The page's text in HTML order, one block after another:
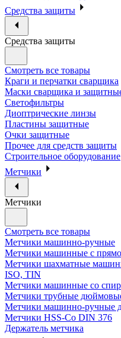
Средства защиты
Средства защиты
Смотреть все товары
Краги и перчатки сварщика
Маски сварщика и
Светофильтры
Диоптрические линзы
Пластины защитные
Очки защитные
Прочее для средств защиты
Строительное оборудование
Метчики
Метчики
Смотреть все товары
Метчики машинно-ручные
Метчики машинные с
Метчики шахматные
ISO, TIN
Метчики машинные со
Метчики трубные
Метчики машинно-ручные
Метчики HSS-Co DIN 376
Держатель метчика